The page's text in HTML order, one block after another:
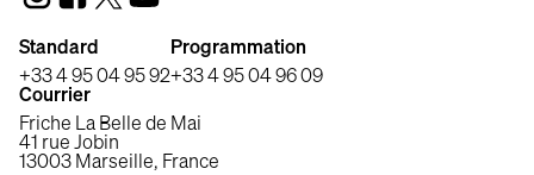
Standard
+33 4 95 04 95 92
Programmation
+33 4 95 04 96 09
Courrier
Friche La Belle de Mai
41 rue Jobin
13003 Marseille, France